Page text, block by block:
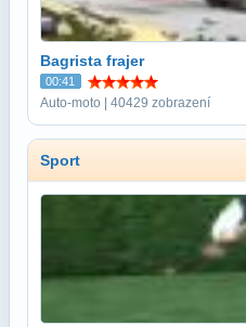
Bagrista frajer
00:41
Auto-moto | 40429 zobrazení
Sport